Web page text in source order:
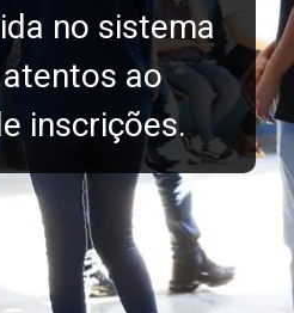
no sistema
ao
inscrições.